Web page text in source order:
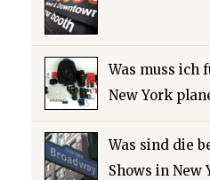
Was muss ich
New York
Was sind die
Shows in New